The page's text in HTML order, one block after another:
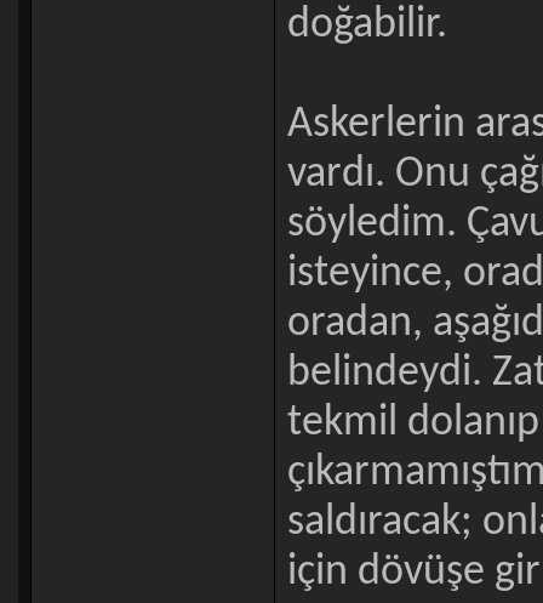
doğabilir.
Askerlerin
vardı. Onu
söyledim.
isteyince,
oradan,
belindeydi.
tekmil
saldıracak;
için dövüşe